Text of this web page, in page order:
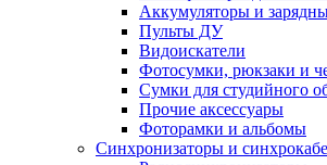
Аккумуляторы и
Пульты ДУ
Видоискатели
Фотосумки, рюкзаки и
Сумки для студийного
Прочие аксессуары
Фоторамки и альбомы
Синхронизаторы и